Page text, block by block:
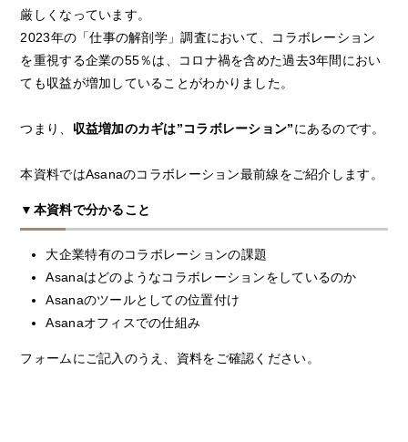
厳しくなっています。
2023年の「仕事の解剖学」調査において、コラボレーション
を重視する企業の55％は、コロナ禍を含めた過去3年間におい
ても収益が増加していることがわかりました。
つまり、 収益増加のカギは”コラボレーション”にあるのです。
本資料ではAsanaのコラボレーション最前線をご紹介します。
▼本資料で分かること
大企業特有のコラボレーションの課題
Asanaはどのようなコラボレーションをしているのか
Asanaのツールとしての位置付け
Asanaオフィスでの仕組み
フォームにご記入のうえ、資料をご確認ください。